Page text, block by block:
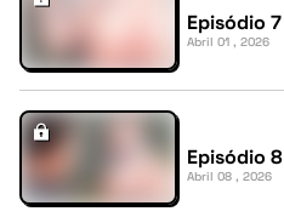
Episódio 7
Abril 01 , 2026
Episódio 8
Abril 08 , 2026